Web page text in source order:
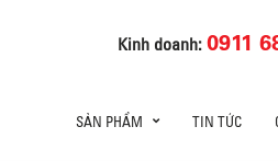
Kinh doanh:0911
SẢN PHẨM TIN TỨC